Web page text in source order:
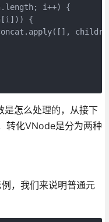
i++) {
{
怎么处理的，从接下
转化VNode是分为两种
，我们来说明普通元